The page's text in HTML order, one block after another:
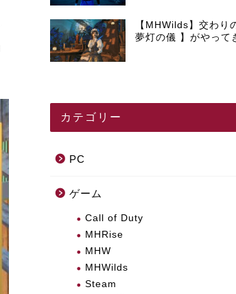
【MHWilds】交わり
夢灯の儀 】がやって
カテゴリー
PC
ゲーム
Call of Duty
MHRise
MHW
MHWilds
Steam